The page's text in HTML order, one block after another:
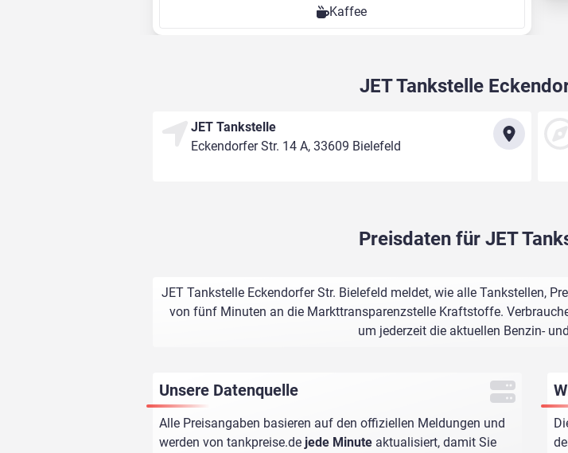
Kaffee
JET Tankstelle
JET Tankstelle
Eckendorfer Str. 14 A, 33609 Bielefeld
Preisdaten für JET
JET Tankstelle Eckendorfer Str. Bielefeld meldet, wie alle Tankstellen,
von fünf Minuten an die Markttransparenzstelle Kraftstoffe.
um jederzeit die aktuellen Benzin-
Unsere Datenquelle
Alle Preisangaben basieren auf den offiziellen Meldungen und
werden von tankpreise.de jede Minute aktualisiert, damit Sie